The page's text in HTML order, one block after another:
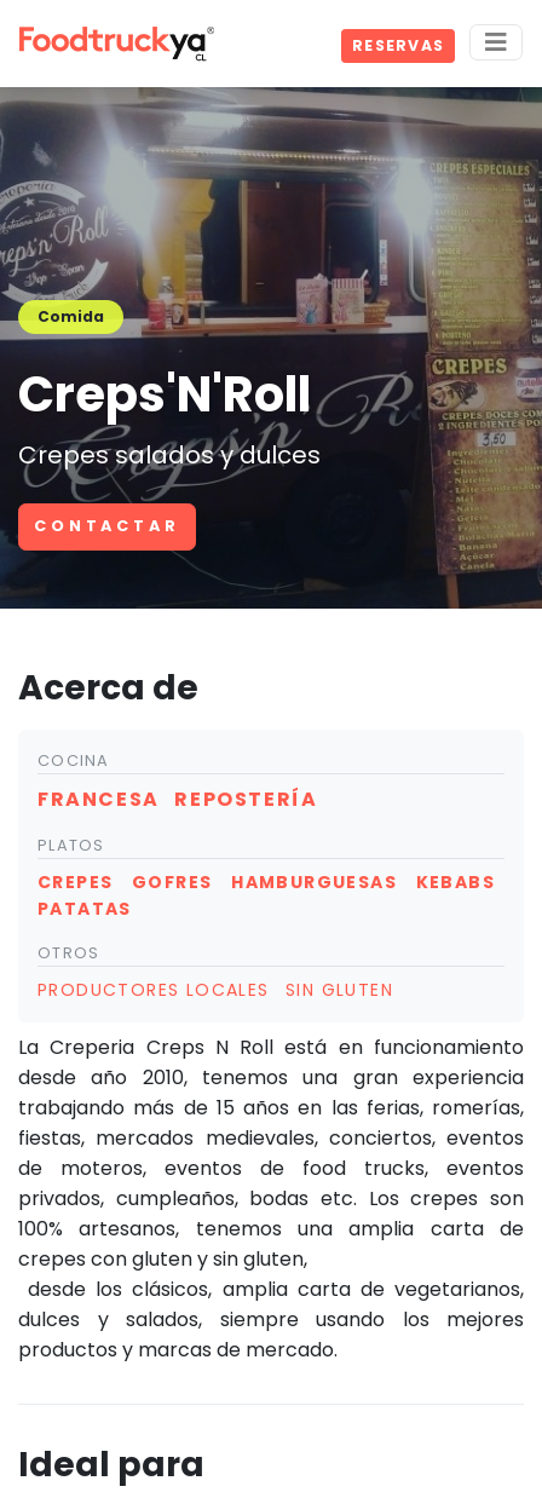
RESERVAS
Comida
Creps'N'Roll
Crepes salados y dulces
CONTACTAR
Acerca de
COCINA
FRANCESA REPOSTERÍA
PLATOS
CREPES GOFRES HAMBURGUESAS
KEBABS
PATATAS
OTROS
PRODUCTORES LOCALES SIN GLUTEN
La Creperia Creps N Roll está en funcionamiento
desde año 2010, tenemos una gran experiencia
trabajando más de 15 años en las ferias, romerías,
fiestas, mercados medievales, conciertos, eventos
de moteros, eventos de food trucks, eventos
privados, cumpleaños, bodas etc. Los crepes son
100% artesanos, tenemos una amplia carta de
crepes con gluten y sin gluten,
desde los clásicos, amplia carta de vegetarianos,
dulces y salados, siempre usando los mejores
productos y marcas de mercado.
Ideal para